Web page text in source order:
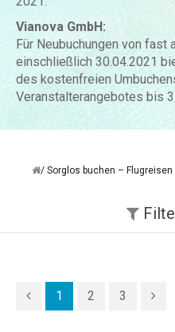
Vianova GmbH:
Für Neubuchungen von fast
einschließlich 30.04.2021
des kostenfreien
Veranstalterangebotes bis
Sorglos buchen – Flugreisen
1 2 3